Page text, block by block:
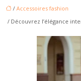
/ Accessoires fashion
/ Découvrez l’élégance